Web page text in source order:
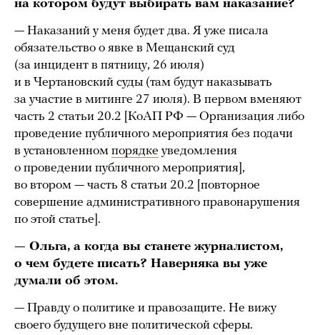
на котором будут выбирать вам наказание?
— Наказаний у меня будет два. Я уже писала
обязательство о явке в Мещанский суд
(за инцидент в пятницу, 26 июля)
и в Чертановский суды (там будут наказывать
за участие в митинге 27 июля). В первом вменяют
часть 2 статьи 20.2 [КоАП РФ — Организация либо
проведение публичного мероприятия без подачи
в установленном порядке уведомления
о проведении публичного мероприятия],
во втором — часть 8 статьи 20.2 [повторное
совершение административного правонарушения
по этой статье].
— Ольга, а когда вы станете журналистом,
о чем будете писать? Наверняка вы уже
думали об этом.
— Правду о политике и правозащите. Не вижу
своего будущего вне политической сферы.